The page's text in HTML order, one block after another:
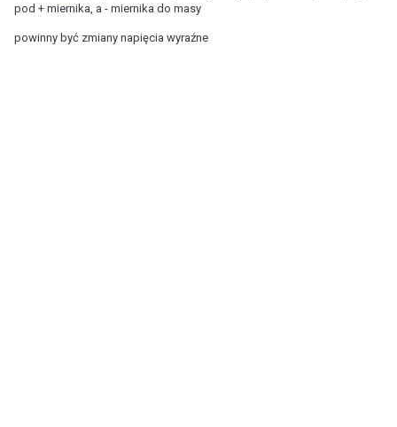
pod + miernika, a - miernika do masy
powinny być zmiany napięcia wyraźne